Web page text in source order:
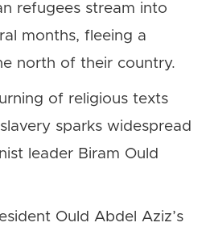
refugees stream into
months, fleeing a
north of their country.
of religious texts
sparks widespread
leader Biram Ould
Ould Abdel Aziz’s